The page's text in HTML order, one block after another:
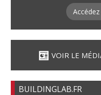
VOIR LE
BUILDINGLAB.FR